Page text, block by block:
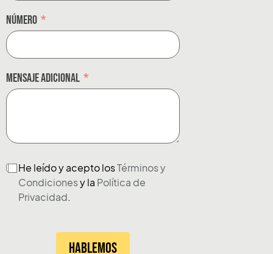
Número
Mensaje adicional
He leído y acepto losTérminos y
Condicionesy la Política de
Privacidad.
Hablemos